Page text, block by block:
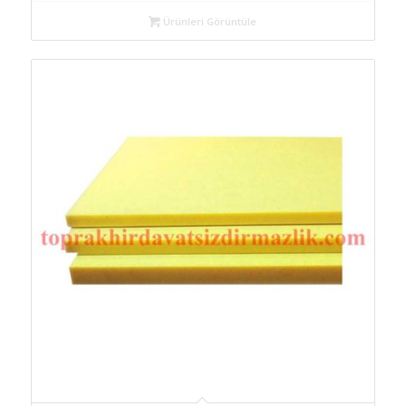
Ürünleri Görüntüle